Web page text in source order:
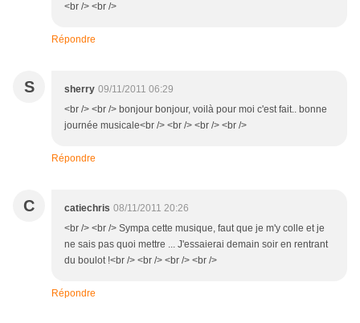
<br /> <br />
Répondre
S sherry 09/11/2011 06:29
<br /> <br /> bonjour bonjour, voilà pour moi c'est fait.. bonne
journée musicale<br /> <br /> <br /> <br />
Répondre
C catiechris 08/11/2011 20:26
<br /> <br /> Sympa cette musique, faut que je m'y colle et je
ne sais pas quoi mettre ... J'essaierai demain soir en rentrant
du boulot !<br /> <br /> <br /> <br />
Répondre